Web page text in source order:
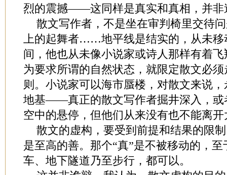
烈的震撼——这同样是真实和真相，并非
散文写作者，不是坐在审判椅里交待
上的起舞者……地平线是结实的，从未移
间，他也从未像小说家或诗人那样有着
为要求所谓的自然状态，就限定散文必
则。小说家可以海市蜃楼，对散文来说
地基——真正的散文写作者掘井深入，或
空中的悬停，但他们从来没有也不能离开
散文的虚构，要受到前提和结果的限
是至高的善。那个“真”是不被移动的，
车、地下隧道乃至步行，都可以。